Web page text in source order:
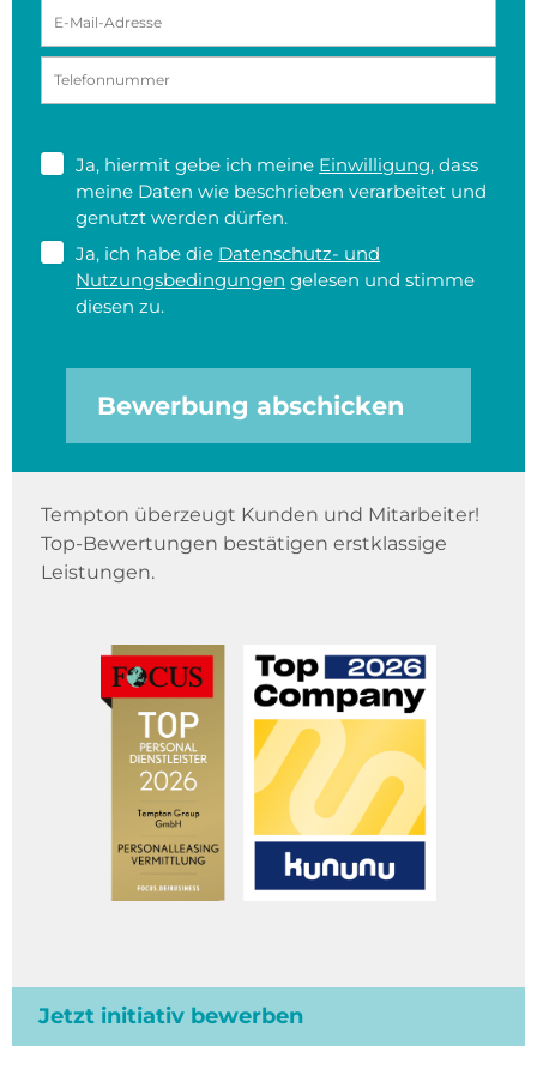
Ja, hiermit gebe ich meine Einwilligung, dass
meine Daten wie beschrieben verarbeitet und
genutzt werden dürfen.
Ja, ich habe die Datenschutz- und
Nutzungsbedingungen gelesen und stimme
diesen zu.
Bewerbung abschicken
Tempton überzeugt Kunden und Mitarbeiter!
Top-Bewertungen bestätigen erstklassige
Leistungen.
Jetzt initiativ bewerben